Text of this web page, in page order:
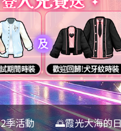
季活動 🌅霞光大海的